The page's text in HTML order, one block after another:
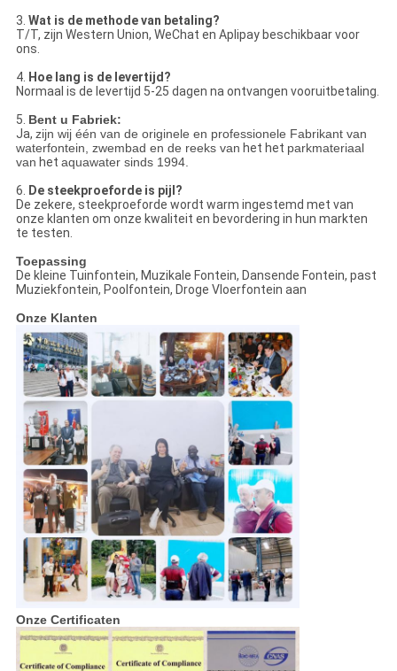
3. Wat is de methode van betaling?
T/T, zijn Western Union, WeChat en Aplipay beschikbaar voor
ons.
4. Hoe lang is de levertijd?
Normaal is de levertijd 5-25 dagen na ontvangen vooruitbetaling.
5. Bent u Fabriek:
Ja, zijn wij één van de originele en professionele Fabrikant van
waterfontein, zwembad en de reeks van het het parkmateriaal
van het aquawater sinds 1994.
6.
De steekproeforde is pijl?
De zekere, steekproeforde wordt warm ingestemd met van
onze klanten om onze kwaliteit en bevordering in hun markten
te testen.
Toepassing
De kleine Tuinfontein, Muzikale Fontein, Dansende Fontein, past
Muziekfontein, Poolfontein, Droge Vloerfontein aan
Onze Klanten
Onze Certificaten